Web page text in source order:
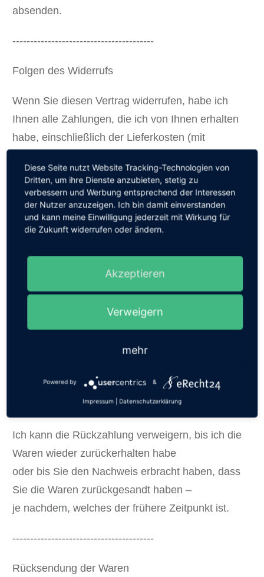
absenden.
----------------------------------------
Folgen des Widerrufs
Wenn Sie diesen Vertrag widerrufen, habe ich
Ihnen alle Zahlungen, die ich von Ihnen erhalten
habe, einschließlich der Lieferkosten (mit
daraus ergeben, dass Sie eine andere Art der
Lieferung als die von mir angebotene,
günstigste Standardlieferung gewählt haben),
unverzüglich und spätestens binnen vierzehn
Für diese Rückzahlung verwende ich dasselbe
Zahlungsmittel, das Sie bei der ursprünglichen
Transaktion eingesetzt haben, es sei denn, mit
vereinbart; in keinem Fall werden Ihnen wegen
dieser Rückzahlung Entgelte berechnet.
Ich kann die Rückzahlung verweigern, bis ich die
Waren wieder zurückerhalten habe
oder bis Sie den Nachweis erbracht haben, dass
Sie die Waren zurückgesandt haben –
je nachdem, welches der frühere Zeitpunkt ist.
----------------------------------------
Rücksendung der Waren
Diese Seite nutzt Website Tracking-Technologien von
Dritten, um ihre Dienste anzubieten, stetig zu
verbessern und Werbung entsprechend der Interessen
der Nutzer anzuzeigen. Ich bin damit einverstanden
und kann meine Einwilligung jederzeit mit Wirkung für
die Zukunft widerrufen oder ändern.
Akzeptieren
Verweigern
mehr
Powered by &
Impressum | Datenschutzerklärung